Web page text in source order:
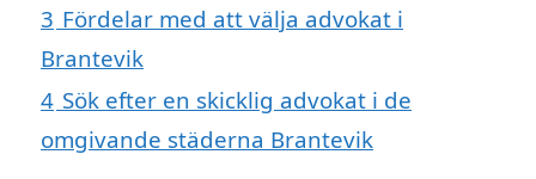
3 Fördelar med att välja advokat i
Brantevik
4 Sök efter en skicklig advokat i de
omgivande städerna Brantevik